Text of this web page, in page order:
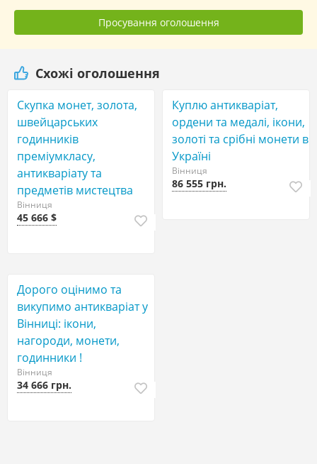
Просування оголошення
Схожі оголошення
Скупка монет, золота,
швейцарських
годинників
преміумкласу,
антикваріату та
предметів мистецтва
Вінниця
45 666 $
Куплю антикваріат,
ордени та медалі, ікони,
золоті та срібні монети в
Україні
Вінниця
86 555 грн.
Дорого оцінимо та
викупимо антикваріат у
Вінниці: ікони,
нагороди, монети,
годинники !
Вінниця
34 666 грн.